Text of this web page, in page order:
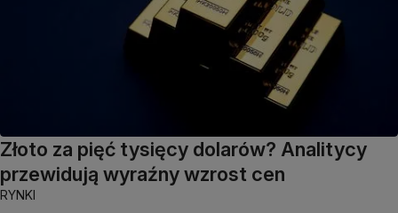
Złoto za pięć tysięcy dolarów? Analitycy
przewidują wyraźny wzrost cen
RYNKI